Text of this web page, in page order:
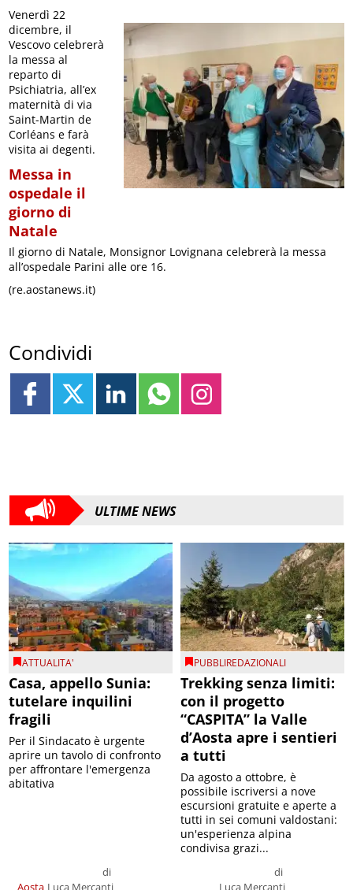
Venerdì 22
dicembre, il
Vescovo celebrerà
la messa al
reparto di
Psichiatria, all’ex
maternità di via
Saint-Martin de
Corléans e farà
visita ai degenti.
Messa in
ospedale il
giorno di
Natale
Il giorno di Natale, Monsignor Lovignana celebrerà la messa
all’ospedale Parini alle ore 16.
(re.aostanews.it)
Condividi
ULTIME NEWS
ATTUALITA'
Casa, appello Sunia:
tutelare inquilini
fragili
Aosta
di
Luca Mercanti
Per il Sindacato è urgente
aprire un tavolo di confronto
per affrontare l'emergenza
abitativa
PUBBLIREDAZIONALI
Trekking senza limiti:
con il progetto
“CASPITA” la Valle
d’Aosta apre i sentieri
a tutti
di
Luca Mercanti
Da agosto a ottobre, è
possibile iscriversi a nove
escursioni gratuite e aperte a
tutti in sei comuni valdostani:
un'esperienza alpina
condivisa grazi...